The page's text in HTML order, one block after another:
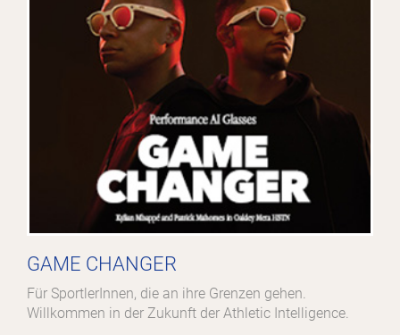
GAME CHANGER
Für SportlerInnen, die an ihre Grenzen gehen.
Willkommen in der Zukunft der Athletic Intelligence.